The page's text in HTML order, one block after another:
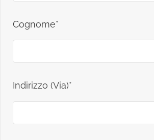
Cognome*
Indirizzo (Via)*